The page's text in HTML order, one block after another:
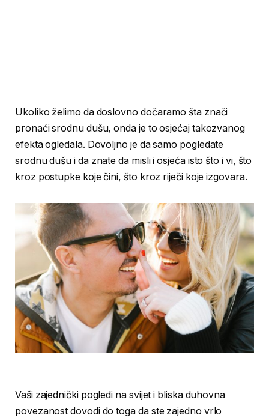
Ukoliko želimo da doslovno dočaramo šta znači
pronaći srodnu dušu, onda je to osjećaj takozvanog
efekta ogledala. Dovoljno je da samo pogledate
srodnu dušu i da znate da misli i osjeća isto što i vi, što
kroz postupke koje čini, što kroz riječi koje izgovara.
Vaši zajednički pogledi na svijet i bliska duhovna
povezanost dovodi do toga da ste zajedno vrlo